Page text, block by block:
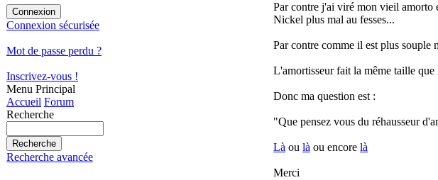
Connexion sécurisée
Mot de passe perdu ?
Inscrivez-vous !
Menu Principal
Accueil Forum
Recherche
Recherche avancée
Par contre j'ai viré mon vieil amorto
Nickel plus mal au fesses...
Par contre comme il est plus souple
L'amortisseur fait la même taille
Donc ma question est :
"Que pensez vous du réhausseur
Là ou là ou encore là
Merci